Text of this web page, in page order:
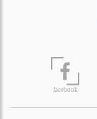
facebook